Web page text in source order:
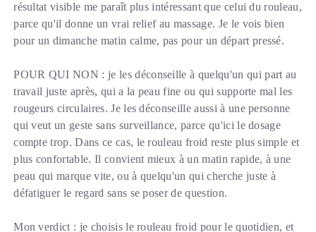
résultat visible me paraît plus intéressant que celui du rouleau,
parce qu'il donne un vrai relief au massage. Je le vois bien
pour un dimanche matin calme, pas pour un départ pressé.
POUR QUI NON : je les déconseille à quelqu'un qui part au
travail juste après, qui a la peau fine ou qui supporte mal les
rougeurs circulaires. Je les déconseille aussi à une personne
qui veut un geste sans surveillance, parce qu'ici le dosage
compte trop. Dans ce cas, le rouleau froid reste plus simple et
plus confortable. Il convient mieux à un matin rapide, à une
peau qui marque vite, ou à quelqu'un qui cherche juste à
défatiguer le regard sans se poser de question.
Mon verdict : je choisis le rouleau froid pour le quotidien, et